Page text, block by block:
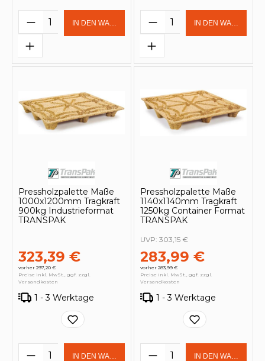
Produkt Anzahl: Gib den
IN DEN WARENKORB Produkt Anzahl:
IN DEN
Pressholzpalette Maße
1000x1200mm Tragkraft
900kg Industrieformat
TRANSPAK
323,39 €
vorher 297,20 €
Preise inkl. MwSt., ggf. zzgl.
Versandkosten
1 - 3 Werktage
Produkt Anzahl: Gib den
IN DEN WARENKORB
Pressholzpalette Maße
1140x1140mm Tragkraft
1250kg Container Format
TRANSPAK
283,99 €
vorher 283,99 €
UVP: 303,15 €
Preise inkl. MwSt., ggf. zzgl.
Versandkosten
1 - 3 Werktage
Produkt Anzahl:
IN DEN